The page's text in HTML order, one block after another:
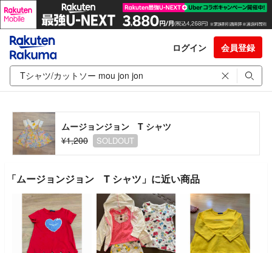
ログイン 会員登録
ムージョンジョン T シャツ
¥1,200
SOLDOUT
「ムージョンジョン T シャツ」に近い商品